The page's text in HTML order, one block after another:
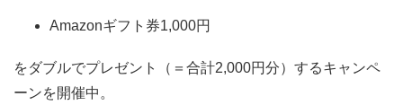
Amazonギフト券1,000円
をダブルでプレゼント（＝合計2,000円分）するキャンペ
ーンを開催中。